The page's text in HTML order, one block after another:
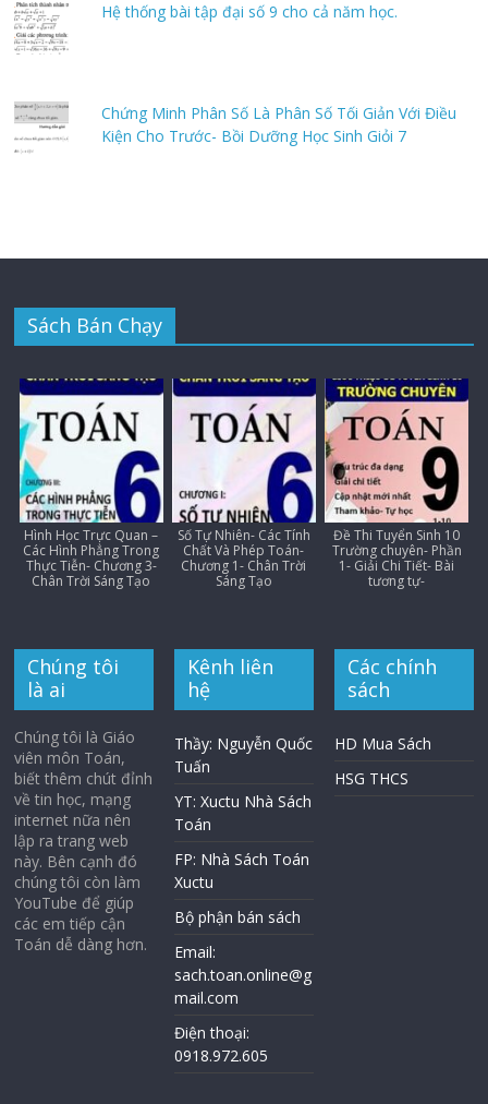
Hệ thống bài tập đại số 9 cho cả năm học.
Chứng Minh Phân Số Là Phân Số Tối Giản Với Điều
Kiện Cho Trước- Bồi Dưỡng Học Sinh Giỏi 7
Sách Bán Chạy
Hình Học Trực Quan –
Các Hình Phẳng Trong
Thực Tiễn- Chương 3-
Chân Trời Sáng Tạo
Số Tự Nhiên- Các Tính
Chất Và Phép Toán-
Chương 1- Chân Trời
Sáng Tạo
Đề Thi Tuyển Sinh 10
Trường chuyên- Phần
1- Giải Chi Tiết- Bài
tương tự-
Chúng tôi
là ai
Chúng tôi là Giáo
viên môn Toán,
biết thêm chút đỉnh
về tin học, mạng
internet nữa nên
lập ra trang web
này. Bên cạnh đó
chúng tôi còn làm
YouTube để giúp
các em tiếp cận
Toán dễ dàng hơn.
Kênh liên
hệ
Thầy: Nguyễn Quốc
Tuấn
YT: Xuctu Nhà Sách
Toán
FP: Nhà Sách Toán
Xuctu
Bộ phận bán sách
Email:
sach.toan.online@g
mail.com
Điện thoại:
0918.972.605
Các chính
sách
HD Mua Sách
HSG THCS